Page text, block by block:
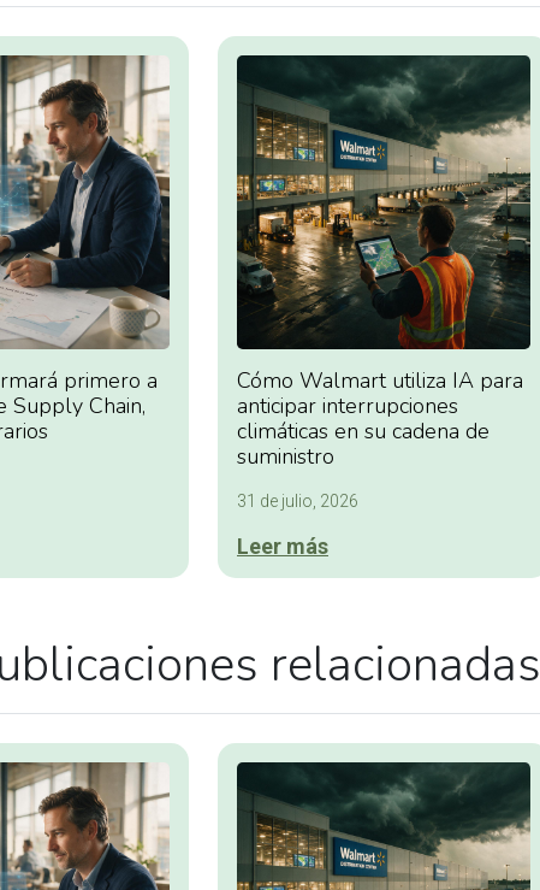
primero a
Supply Chain,
Cómo Walmart utiliza IA para
anticipar interrupciones
climáticas en su cadena de
suministro
31 de julio, 2026
Leer más
relacionadas